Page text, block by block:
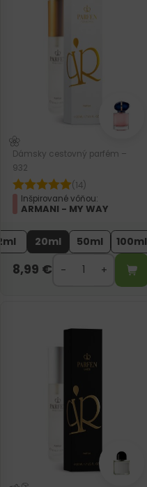
Dámsky cestovný parfém –
932
(14)
Inšpirované vôňou:
ARMANI - MY WAY
20ml 50ml 100ml
8,99 €